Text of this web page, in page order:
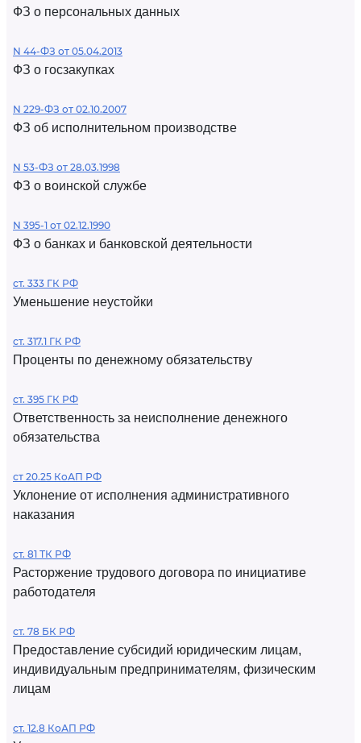
ФЗ о персональных данных
N 44-ФЗ от 05.04.2013
ФЗ о госзакупках
N 229-ФЗ от 02.10.2007
ФЗ об исполнительном производстве
N 53-ФЗ от 28.03.1998
ФЗ о воинской службе
N 395-1 от 02.12.1990
ФЗ о банках и банковской деятельности
ст. 333 ГК РФ
Уменьшение неустойки
ст. 317.1 ГК РФ
Проценты по денежному обязательству
ст. 395 ГК РФ
Ответственность за неисполнение денежного
обязательства
ст 20.25 КоАП РФ
Уклонение от исполнения административного
наказания
ст. 81 ТК РФ
Расторжение трудового договора по инициативе
работодателя
ст. 78 БК РФ
Предоставление субсидий юридическим лицам,
индивидуальным предпринимателям, физическим
лицам
ст. 12.8 КоАП РФ